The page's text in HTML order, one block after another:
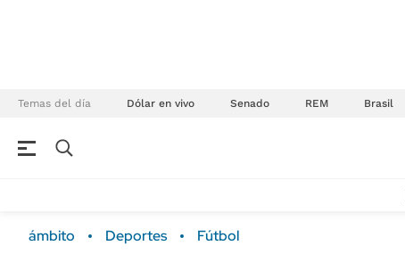
Temas del día Dólar en vivo Senado REM Brasil
ámbito Deportes Fútbol